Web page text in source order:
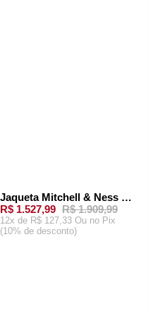
-20%
Jaqueta Mitchell & Ness Team OG 2.0 Anorak Windbreaker Pittsburgh Steelers Preta
R$ 1.527,99 R$ 1.909,99
12x de R$ 127,33 Ou no Pix
(10% de desconto)